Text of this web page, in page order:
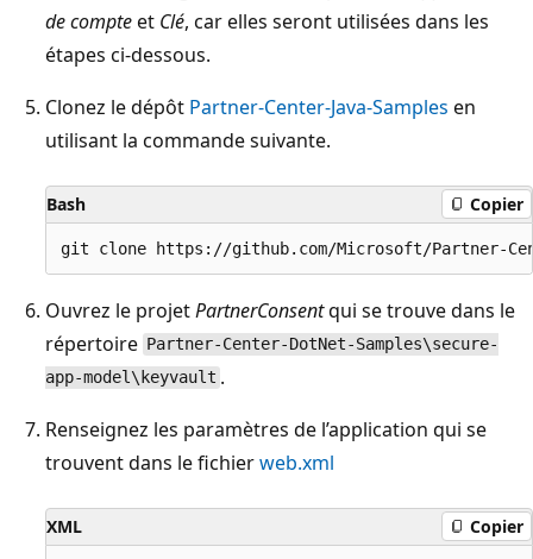
de compteet Clé, car elles seront utilisées dans les
étapes ci-dessous.
Clonez le dépôt Partner-Center-Java-Samples en
utilisant la commande suivante.
Bash Copier
Ouvrez le projetPartnerConsentqui se trouve dans le
répertoire Partner-Center-DotNet-Samples\secure-
app-model\keyvault .
Renseignez les paramètres de l’application qui se
trouvent dans le fichierweb.xml
XML Copier